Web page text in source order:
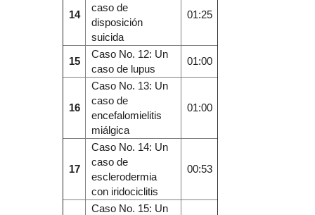
14
caso de
disposición
suicida
01:25
15
Caso No. 12: Un
caso de lupus
01:00
16
Caso No. 13: Un
caso de
encefalomielitis
miálgica
01:00
17
Caso No. 14: Un
caso de
esclerodermia
con iridociclitis
00:53
Caso No. 15: Un